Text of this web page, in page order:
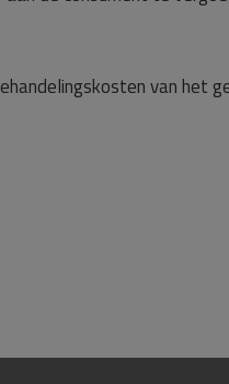
van het